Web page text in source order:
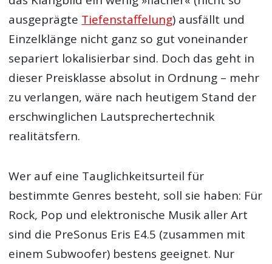
ausgeprägte Tiefenstaffelung) ausfällt und
Einzelklänge nicht ganz so gut voneinander
separiert lokalisierbar sind. Doch das geht in
dieser Preisklasse absolut in Ordnung – mehr
zu verlangen, wäre nach heutigem Stand der
erschwinglichen Lautsprechertechnik
realitätsfern.
Wer auf eine Tauglichkeitsurteil für
bestimmte Genres besteht, soll sie haben: Für
Rock, Pop und elektronische Musik aller Art
sind die PreSonus Eris E4.5 (zusammen mit
einem Subwoofer) bestens geeignet. Nur